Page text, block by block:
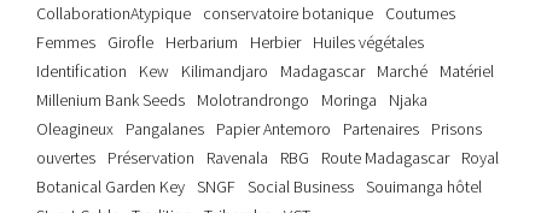
CollaborationAtypique
conservatoire botanique
Coutumes
Femmes
Girofle Herbarium Herbier Huiles végétales
Identification
Kew Kilimandjaro Madagascar Marché
Matériel
Millenium Bank Seeds
Molotrandrongo Moringa
Njaka
Oleagineux
Pangalanes Papier Antemoro Partenaires
Prisons
ouvertes
Préservation Ravenala RBG Route Madagascar Royal
Botanical Garden Key SNGF Social Business Souimanga hôtel